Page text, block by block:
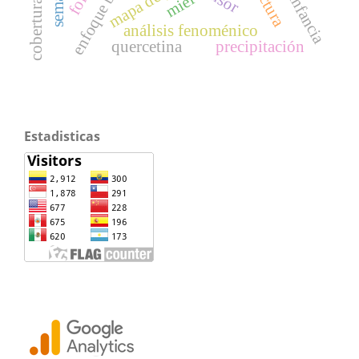
análisis fenoménico infancia
precipitación
quercetina
Estadisticas